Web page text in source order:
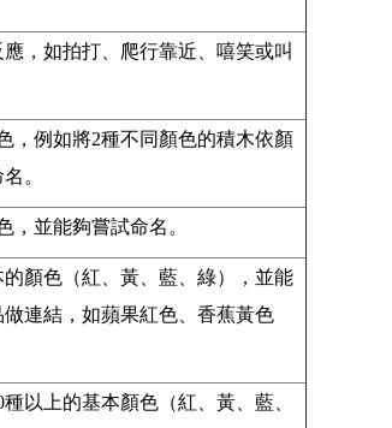
，如拍打、爬行靠近、嘻笑或叫
，例如將2種不同顏色的積木依顏
。
色，並能夠嘗試命名。
顏色（紅、黃、藍、綠），並能
連結，如蘋果紅色、香蕉黃色
以上的基本顏色（紅、黃、藍、